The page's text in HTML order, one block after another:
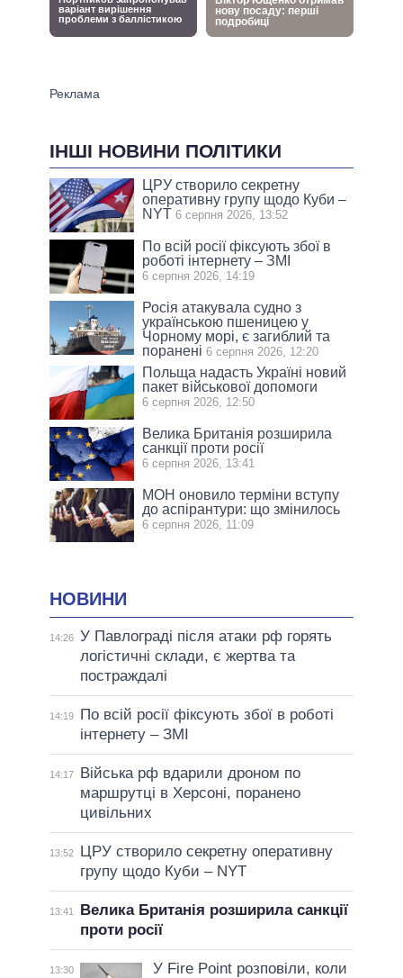
ІНШІ НОВИНИ ПОЛІТИКИ
ЦРУ створило секретну
оперативну групу щодо Куби –
NYT 6 серпня 2026, 13:52
По всій росії фіксують збої в
роботі інтернету – ЗМІ
6 серпня 2026, 14:19
Росія атакувала судно з
українською пшеницею у
Чорному морі, є загиблий та
поранені 6 серпня 2026, 12:20
Польща надасть Україні новий
пакет військової допомоги
6 серпня 2026, 12:50
Велика Британія розширила
санкції проти росії
6 серпня 2026, 13:41
МОН оновило терміни вступу
до аспірантури: що змінилось
6 серпня 2026, 11:09
НОВИНИ
14:26 У Павлограді після атаки рф горять
логістичні склади, є жертва та
постраждалі
14:19
По всій росії фіксують збої в роботі
інтернету – ЗМІ
14:17
Війська рф вдарили дроном по
маршрутці в Херсоні, поранено
цивільних
13:52
ЦРУ створило секретну оперативну
групу щодо Куби – NYT
13:41
Велика Британія розширила санкції
проти росії
13:30
У Fire Point розповіли, коли